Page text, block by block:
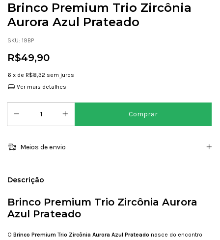
Brinco Premium Trio Zircônia
Aurora Azul Prateado
SKU: 19BP
R$49,90
6 x de R$8,32 sem juros
Ver mais detalhes
Meios de envio
Descrição
Brinco Premium Trio Zircônia Aurora
Azul Prateado
O Brinco Premium Trio Zircônia Aurora Azul Prateado nasce do encontro